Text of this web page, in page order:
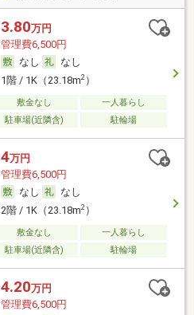
3.80万円
管理費6,500円
なし
なし
1階 / 1K（23.18m2）
敷金なし
一人暮らし
駐車場(近隣含) 駐輪場
4万円
管理費6,500円
なし
なし
2階 / 1K（23.18m2）
敷金なし
一人暮らし
駐車場(近隣含) 駐輪場
4.20万円
管理費6,500円